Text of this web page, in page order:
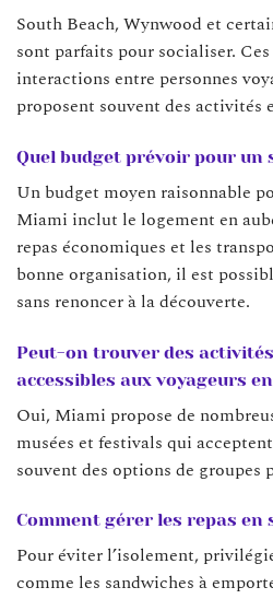
South Beach, Wynwood et
sont parfaits pour socialiser.
interactions entre personnes
proposent souvent des activités
Quel budget prévoir pour un
Un budget moyen raisonnable
Miami inclut le logement en
repas économiques et les
bonne organisation, il est
sans renoncer à la découverte.
Peut-on trouver des
accessibles aux voyageurs
Oui, Miami propose de
musées et festivals qui
souvent des options de
Comment gérer les repas en
Pour éviter l’isolement,
comme les sandwiches à